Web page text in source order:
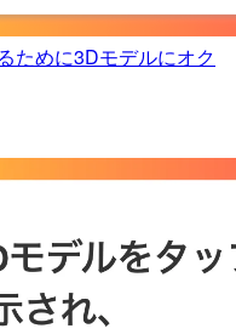
ために3Dモデルにオク